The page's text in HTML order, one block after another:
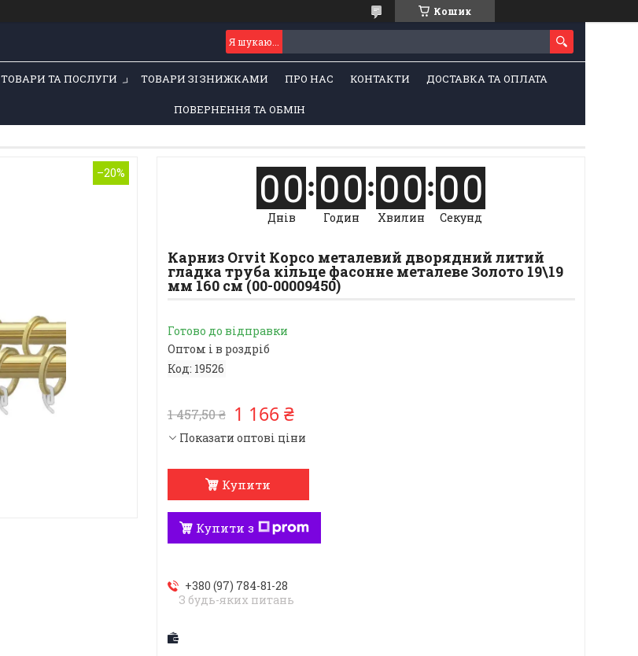
Кошик
ТОВАРИ ТА ПОСЛУГИ ТОВАРИ ЗІ ЗНИЖКАМИ ПРО НАС КОНТАКТИ ДОСТАВКА ТА ОПЛАТА
ПОВЕРНЕННЯ ТА ОБМІН
–20% 00
Днів
00
Годин
00
Хвилин
00
Секунд
Карниз Orvit Корсо металевий дворядний литий
гладка труба кільце фасонне металеве Золото 19\19
мм 160 см (00-00009450)
Готово до відправки
Оптом і в роздріб
Код: 19526
1 457,50 ₴ 1 166 ₴
Показати оптові ціни
Купити
Купити з
+380 (97) 784-81-28
З будь-яких питань